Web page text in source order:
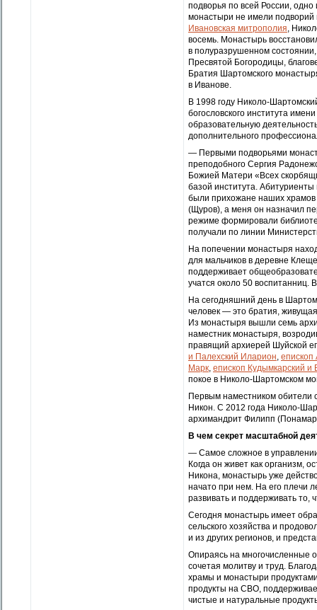
подворья по всей России,
монастыри не имели подворий
Ивановская митрополия,
восемь. Монастырь
в полуразрушенном
Пресвятой Богородицы,
Братия Шартомского
в Иванове.
В 1998 году Николо-
богословского института
образовательную
дополнительного
— Первыми подворьями
преподобного Сергия
Божией Матери «Всех
базой института.
были прихожане наших храмов
(Щуров), а меня он назначил
режиме формировали
получали по линии
На попечении монастыря
для мальчиков в деревне
поддерживает
учатся около 50 воспитанниц.
На сегодняшний день в
человек — это братия,
Из монастыря вышли семь
наместник монастыря,
правящий архиерей Шуйской
и Палехский Иларион, епископ
Марк, епископ Кудымкарский и
покое в Николо-Шартомском
Первым наместником обители
Никон. С 2012 года Николо-
архимандрит Филипп
В чем секрет масштабной
— Самое сложное в
Когда он живет как организм,
Никона, монастырь уже
начато при нем. На его плечи
развивать и поддерживать то,
Сегодня монастырь имеет
сельского хозяйства и
и из других регионов, и
Опираясь на многочисленные
сочетая молитву и труд.
храмы и монастыри
продукты на СВО,
чистые и натуральные